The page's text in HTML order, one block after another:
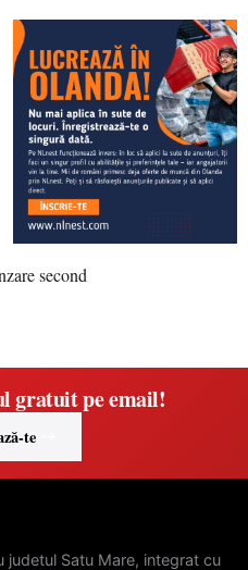
gratuit pe email!
te
judetul Satu Mare, integrat cu